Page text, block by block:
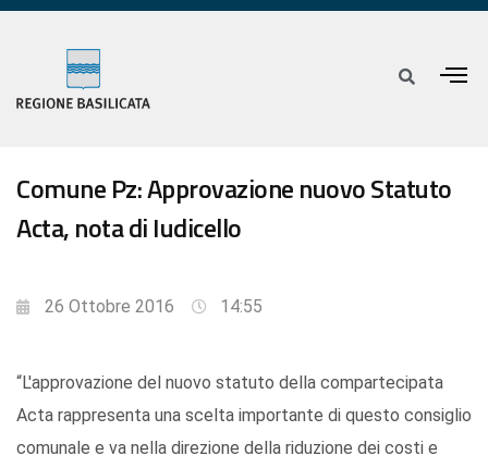
Comune Pz: Approvazione nuovo Statuto
Acta, nota di Iudicello
26 Ottobre 2016 14:55
“L'approvazione del nuovo statuto della compartecipata
Acta rappresenta una scelta importante di questo consiglio
comunale e va nella direzione della riduzione dei costi e